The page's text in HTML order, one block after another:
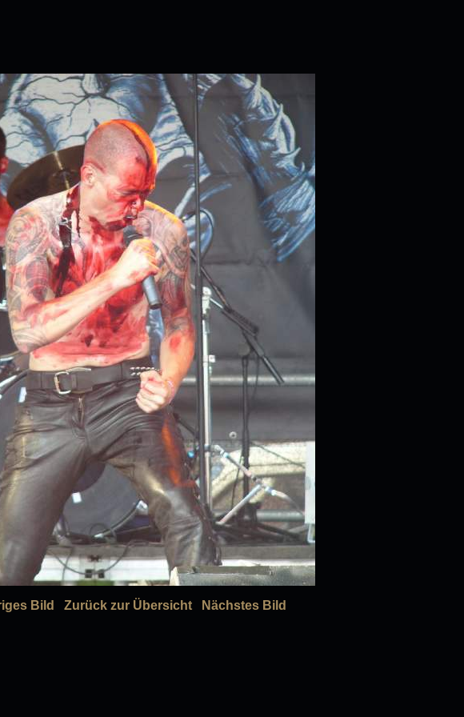
Bild Zurück zur Übersicht Nächstes Bild